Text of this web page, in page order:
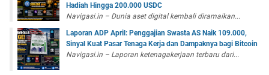
Hadiah Hingga 200.000 USDC
Navigasi.in – Dunia aset digital kembali diramaikan...
Laporan ADP April: Penggajian Swasta AS Naik 109.000,
Sinyal Kuat Pasar Tenaga Kerja dan Dampaknya bagi Bitcoin
Navigasi.in – Laporan ketenagakerjaan terbaru dari...